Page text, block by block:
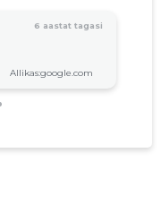
6 aastat tagasi
Allikas:google.com
6 aastat tagasi